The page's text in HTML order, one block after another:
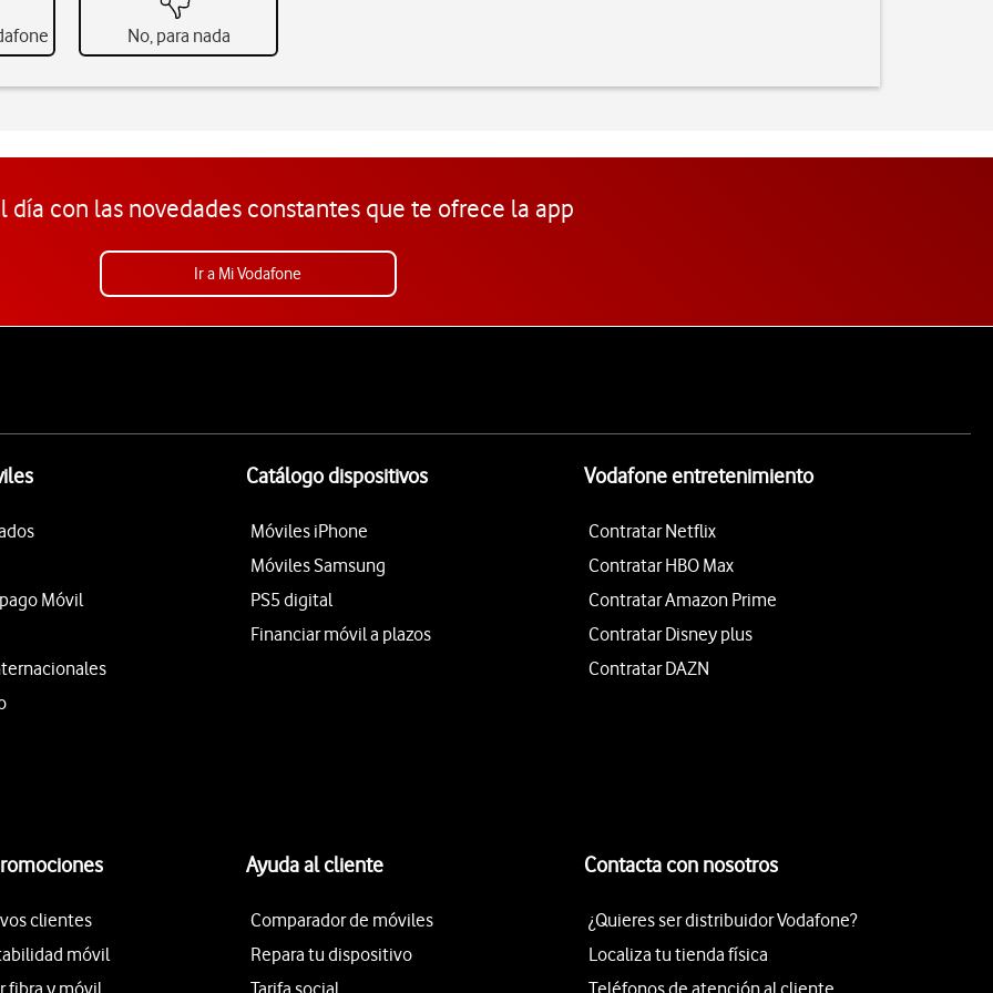
No, para nada
día con las novedades constantes que te ofrece la app
Ir a Mi Vodafone
Móvil
Catálogo dispositivos
Móviles iPhone
Móviles Samsung
PS5 digital
Financiar móvil a plazos
Vodafone entretenimiento
Contratar Netflix
Contratar HBO Max
Contratar Amazon Prime
Contratar Disney plus
Contratar DAZN
clientes
móvil
fibra y móvil
Ayuda al cliente
Comparador de móviles
Repara tu dispositivo
Tarifa social
Contacta con nosotros
¿Quieres ser distribuidor Vodafone?
Localiza tu tienda física
Teléfonos de atención al cliente